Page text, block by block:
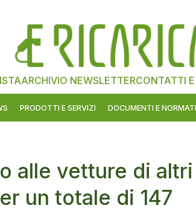
ARCHIVIO NEWSLETTERCONTATTI E
PRODOTTI E SERVIZI DOCUMENTI E
alle vetture di altri
un totale di 147